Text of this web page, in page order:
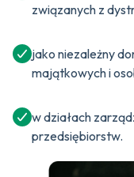
związanych z
jako niezależny
majątkowych i
w działach
przedsiębiorstw.